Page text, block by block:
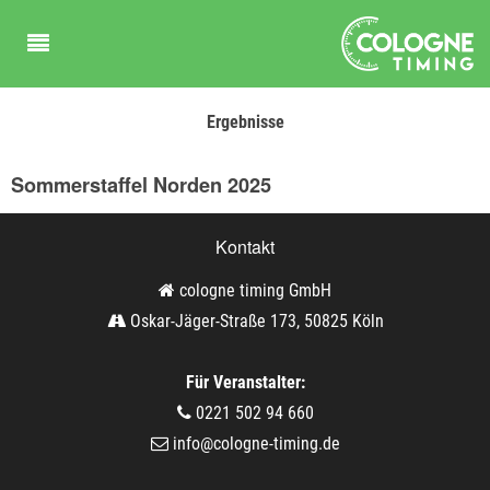
Ergebnisse
Sommerstaffel Norden 2025
Kontakt
cologne timing GmbH
Oskar-Jäger-Straße 173, 50825 Köln
Für Veranstalter:
0221 502 94 660
info@cologne-timing.de